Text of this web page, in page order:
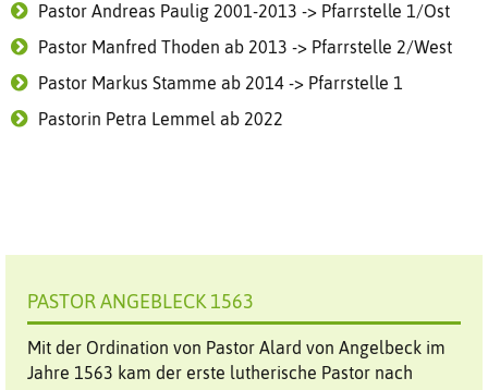
Pastor Andreas Paulig 2001-2013 -> Pfarrstelle 1/Ost
Pastor Manfred Thoden ab 2013 -> Pfarrstelle 2/West
Pastor Markus Stamme ab 2014 -> Pfarrstelle 1
Pastorin Petra Lemmel ab 2022
PASTOR ANGEBLECK 1563
Mit der Ordination von Pastor Alard von Angelbeck im
Jahre 1563 kam der erste lutherische Pastor nach